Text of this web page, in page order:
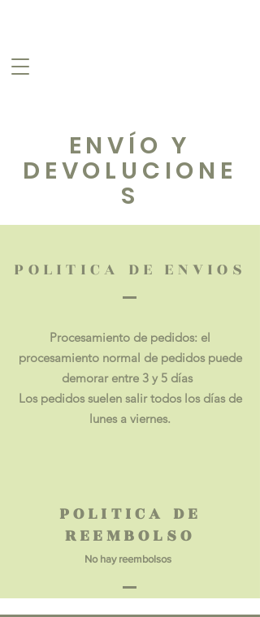
ENVÍO Y
DEVOLUCIONE
S
POLITICA DE ENVIOS
Procesamiento de pedidos: el
procesamiento normal de pedidos puede
demorar entre 3 y 5 días
Los pedidos suelen salir todos los días de
lunes a viernes.
POLITICA DE
REEMBOLSO
No hay reembolsos